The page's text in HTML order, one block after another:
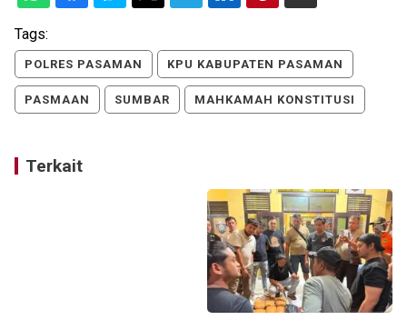
Tags:
POLRES PASAMAN KPU KABUPATEN PASAMAN
PASMAAN SUMBAR MAHKAMAH KONSTITUSI
Terkait